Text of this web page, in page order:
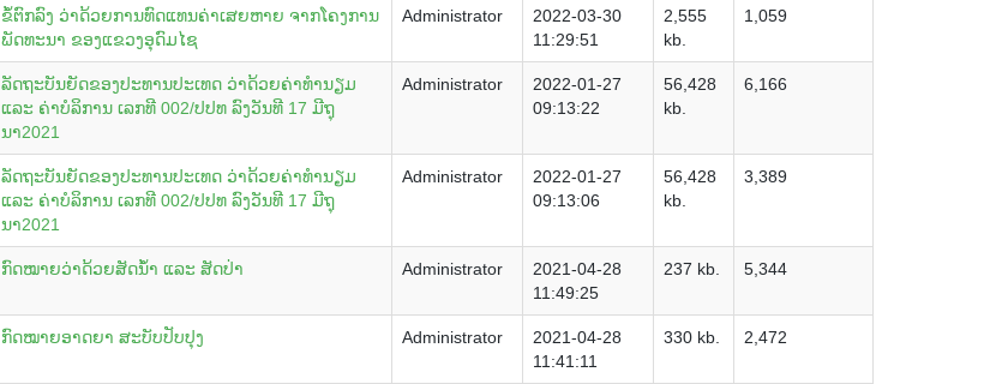
ຂໍ້ຕົກລົງ ວ່າດ້ວຍການທົດແທນຄ່າເສຍຫາຍ ຈາກໂຄງການ
ພັດທະນາ ຂອງແຂວງອຸດົມໄຊ
Administrator
2022-03-30
11:29:51
2,555
kb.
1,059
ລັດຖະ​ບັນ​ຍັດ​ຂອງ​ປະ​ທານ​ປະ​ເທດ ວ່າດ້ວຍ​ຄ່າ​ທຳ​ນຽມ
ແລະ ຄ່າ​ບໍ​ລິການ ເລກ​ທີ 002/ປ​ປ​ທ ລົງ​ວັນ​ທີ 17 ​ມີ​ຖຸ
ນາ2021
Administrator
2022-01-27
09:13:22
56,428
kb.
6,166
ລັດຖະ​ບັນ​ຍັດ​ຂອງ​ປະ​ທານ​ປະ​ເທດ ວ່າດ້ວຍ​ຄ່າ​ທຳ​ນຽມ
ແລະ ຄ່າ​ບໍ​ລິການ ເລກ​ທີ 002/ປ​ປ​ທ ລົງ​ວັນ​ທີ 17 ​ມີ​ຖຸ
ນາ2021
Administrator
2022-01-27
09:13:06
56,428
kb.
3,389
ກົດໝາຍວ່າດ້ວຍສັດນ້ຳ ແລະ ສັດປ່າ Administrator
2021-04-28
11:49:25
237 kb. 5,344
ກົດໝາຍອາດຍາ ສະບັບປັບປຸງ Administrator
2021-04-28
11:41:11
330 kb. 2,472